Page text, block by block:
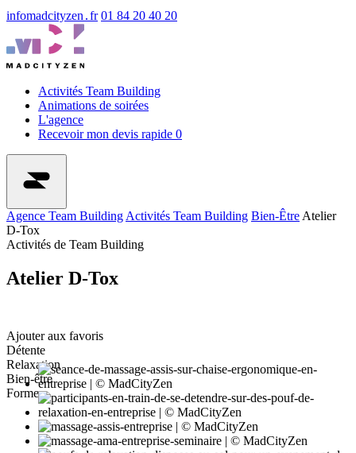
infomadcityzen․fr 01 84 20 40 20
Activités Team Building
Animations de soirées
L'agence
Recevoir mon devis rapide 0
Agence Team Building Activités Team Building Bien-Être Atelier
D-Tox
Activités de Team Building
Atelier D-Tox
Ajouter aux favoris
Détente
Relaxation
Bien-être
Forme